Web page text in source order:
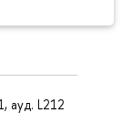
ауд. L212